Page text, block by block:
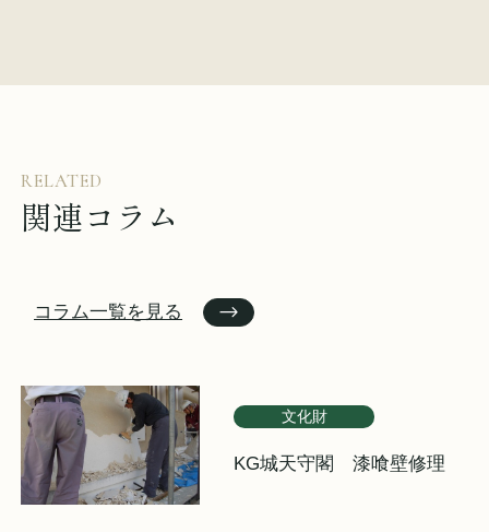
RELATED
関連コラム
コラム一覧を見る
文化財
KG城天守閣 漆喰壁修理